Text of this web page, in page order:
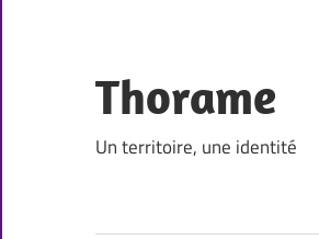
content
Thorame
Un territoire, une identité